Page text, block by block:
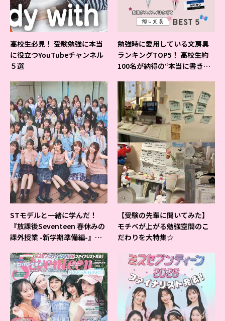
高校生必見！ 受験勉強に本当
に役立つYouTubeチャンネル
５選
勉強時に愛用している文房具
ランキングTOP5！ 高校生約
100名が納得の“本当に書きや
STモデルと一緒に学んだ！
『放課後Seventeen 春休みの
課外授業 -新学期準備編-』イ
【受験の先輩に聞いてみた】
モチベが上がる勉強空間のこ
だわりを大特集☆